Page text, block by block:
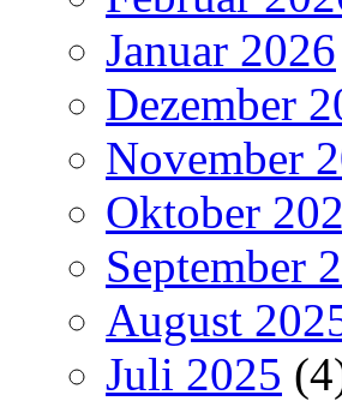
Januar 2026
Dezember
November
Oktober
September
August
Juli 2025